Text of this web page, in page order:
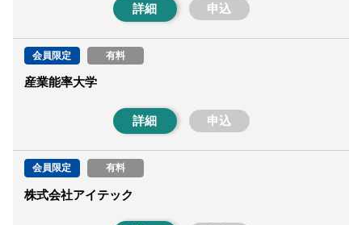
詳細 申込
会員限定 有料
産業能率大学
詳細 申込
会員限定 有料
株式会社アイテック